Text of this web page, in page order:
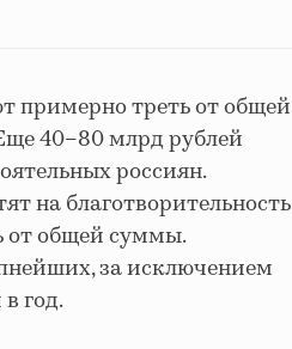
примерно треть от общей
40–80 млрд рублей
россиян.
на благотворительность
от общей суммы.
за исключением
год.